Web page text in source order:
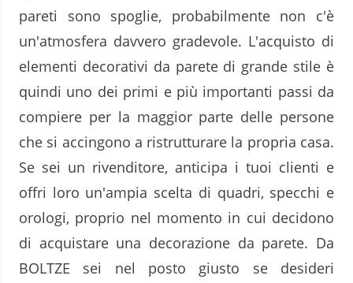
pareti sono spoglie, probabilmente non c'è
un'atmosfera davvero gradevole. L'acquisto di
elementi decorativi da parete di grande stile è
quindi uno dei primi e più importanti passi da
compiere per la maggior parte delle persone
che si accingono a ristrutturare la propria casa.
Se sei un rivenditore, anticipa i tuoi clienti e
offri loro un'ampia scelta di quadri, specchi e
orologi, proprio nel momento in cui decidono
di acquistare una decorazione da parete. Da
BOLTZE sei nel posto giusto se desideri